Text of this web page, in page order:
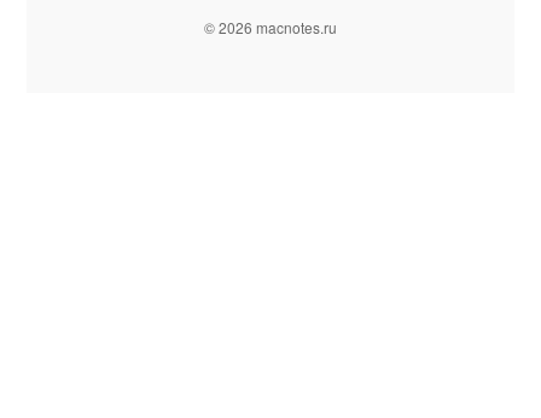
© 2026 macnotes.ru